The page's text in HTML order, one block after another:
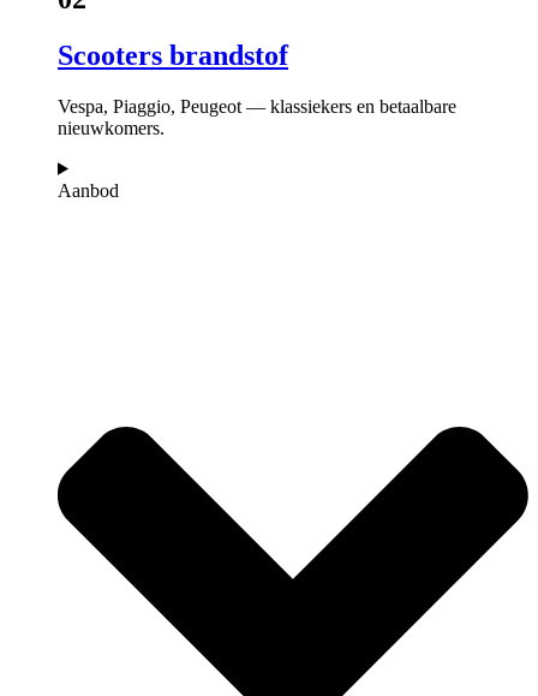
Scooters brandstof
Vespa, Piaggio, Peugeot — klassiekers en betaalbare
nieuwkomers.
Aanbod